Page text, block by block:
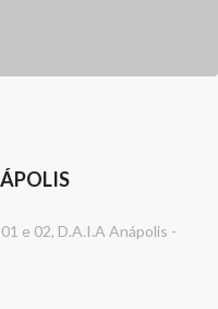
e 02, D.A.I.A Anápolis -